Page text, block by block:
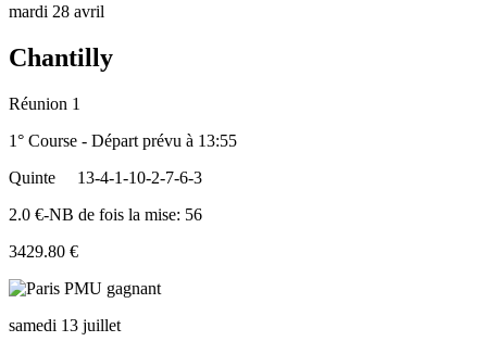
mardi 28 avril
Chantilly
Réunion 1
1° Course - Départ prévu à 13:55
Quinte
13-4-1-10-2-7-6-3
2.0 €-NB de fois la mise: 56
3429.80 €
samedi 13 juillet